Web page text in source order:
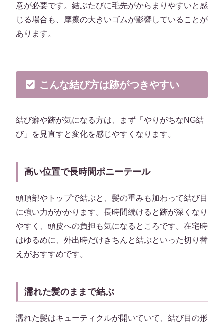
意が必要です。結ぶたびに毛先がからまりやすいと感
じる場合も、摩擦の大きいゴムが影響していることが
あります。
こんな結び方は跡がつきやすい
結び癖や跡が気になる方は、まず「やりがちなNG結
び」を見直すと変化を感じやすくなります。
高い位置で長時間ポニーテール
頭頂部やトップで結ぶと、髪の重みも加わって結び目
に強い力がかかります。長時間続けると跡が深くなり
やすく、頭皮への負担も気になるところです。在宅時
はゆるめに、外出時だけきちんと結ぶといった切り替
えがおすすめです。
濡れた髪のままで結ぶ
濡れた髪はキューティクルが開いていて、結び目の形